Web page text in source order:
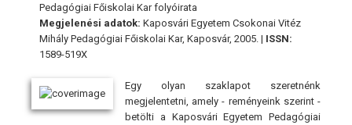
Pedagógiai Főiskolai Kar folyóirata
Megjelenési adatok: Kaposvári Egyetem Csokonai Vitéz
Mihály Pedagógiai Főiskolai Kar, Kaposvár, 2005. | ISSN:
1589-519X
Egy olyan szaklapot szeretnénk
megjelentetni, amely - reményeink szerint -
betölti a Kaposvári Egyetem Pedagógiai